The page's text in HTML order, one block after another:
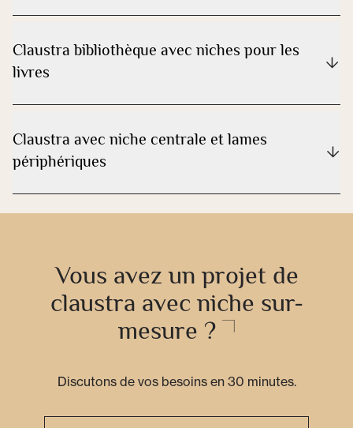
Claustra bibliothèque avec niches pour les
livres
Claustra avec niche centrale et lames
périphériques
Vous avez un projet de
claustra avec niche sur-
mesure ?
Discutons de vos besoins en 30 minutes.